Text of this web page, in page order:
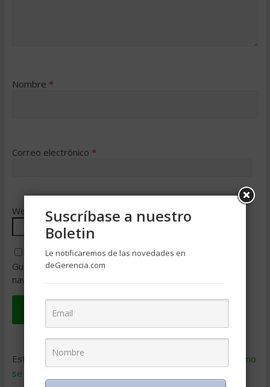
Nombre *
Correo electrónico *
Web
Guarda mi nombre, correo electrónico y web en este
navegador para la próxima vez que comente.
Este sitio usa Akismet para reducir el spam.
Aprende cómo
se procesan los datos de tus comentarios
Suscríbase a nuestro
Boletin
Le notificaremos de las novedades en
deGerencia.com